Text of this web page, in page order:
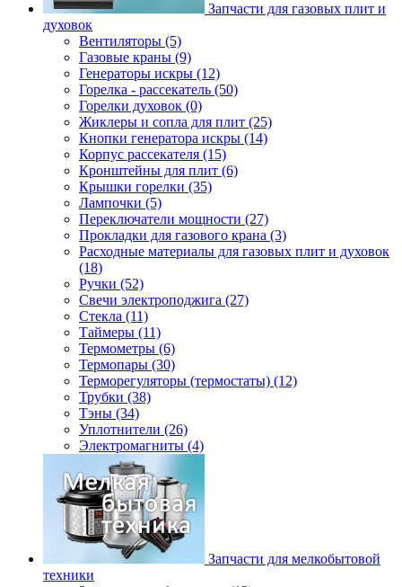
Запчасти для газовых плит и
духовок
Вентиляторы (5)
Газовые краны (9)
Генераторы искры (12)
Горелка - рассекатель (50)
Горелки духовок (0)
Жиклеры и сопла для плит (25)
Кнопки генератора искры (14)
Корпус рассекателя (15)
Кронштейны для плит (6)
Крышки горелки (35)
Лампочки (5)
Переключатели мощности (27)
Прокладки для газового крана (3)
Расходные материалы для газовых плит и духовок
(18)
Ручки (52)
Свечи электроподжига (27)
Стекла (11)
Таймеры (11)
Термометры (6)
Термопары (30)
Терморегуляторы (термостаты) (12)
Трубки (38)
Тэны (34)
Уплотнители (26)
Электромагниты (4)
Запчасти для мелкобытовой
техники